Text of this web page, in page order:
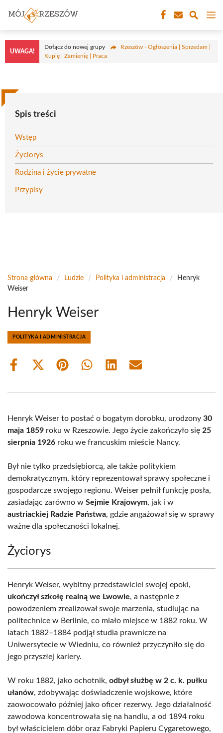
treści
UWAGA!
Dołącz do nowej grupy
Rzeszów - Ogłoszenia | Sprzedam |
Kupię | Zamienię | Praca
Spis treści
Wstęp
Życiorys
Rodzina i życie prywatne
Przypisy
Strona główna / Ludzie / Polityka i administracja /
Henryk
Weiser
Henryk Weiser
POLITYKA I ADMINISTRACJA
Share
Share
(Twitter)
Share Share Share Share
Henryk Weiser to postać o bogatym dorobku, urodzony 30
maja 1859 roku w Rzeszowie. Jego życie zakończyło się 25
sierpnia 1926 roku we francuskim mieście Nancy.
Był nie tylko przedsiębiorcą, ale także politykiem
demokratycznym, który reprezentował sprawy społeczne i
gospodarcze swojego regionu. Weiser pełnił funkcję posła,
zasiadając zarówno w Sejmie Krajowym, jak i w
austriackiej Radzie Państwa, gdzie angażował się w sprawy
ważne dla społeczności lokalnej.
Życiorys
Henryk Weiser, wybitny przedstawiciel swojej epoki,
ukończył szkołę realną we Lwowie, a następnie z
powodzeniem zrealizował swoje marzenia, studiując na
politechnice w Berlinie, co miało miejsce w 1882 roku. W
latach 1882–1884 podjął studia prawnicze na
Uniwersytecie w Wiedniu, co również przyczyniło się do
jego przyszłej kariery.
W roku 1882, jako ochotnik, odbył służbę w 2 c. k. pułku
ułanów, zdobywając doświadczenie wojskowe, które
zaowocowało później jako oficer rezerwy. Jego działalność
zawodowa koncentrowała się na handlu, a od 1894 roku
był właścicielem dóbr oraz Fabryki Papieru Cygaretowego,